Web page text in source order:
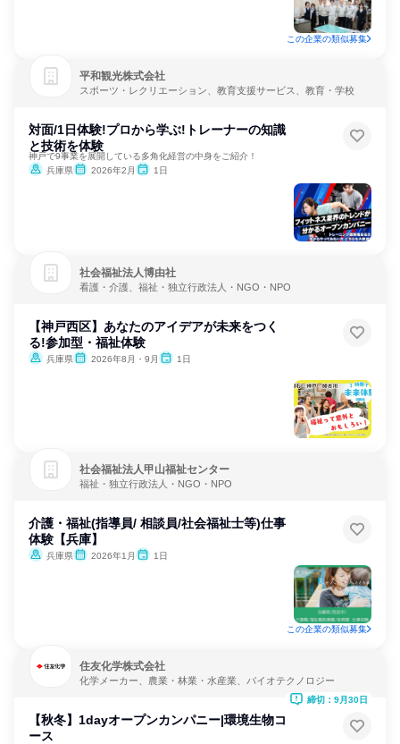
この企業の類似募集
平和観光株式会社
スポーツ・レクリエーション、教育支援サービス、教育・学校
対面/1日体験!プロから学ぶ!トレーナーの知識
と技術を体験
神戸で9事業を展開している多角化経営の中身をご紹介！
兵庫県
2026年2月 1日
社会福祉法人博由社
看護・介護、福祉・独立行政法人・NGO・NPO
【神戸西区】あなたのアイデアが未来をつく
る!参加型・福祉体験
兵庫県 2026年8月・9月 1日
社会福祉法人甲山福祉センター
福祉・独立行政法人・NGO・NPO
介護・福祉(指導員/ 相談員/社会福祉士等)仕事
体験【兵庫】
兵庫県 2026年1月 1日
この企業の類似募集
住友化学株式会社
化学メーカー、農業・林業・水産業、バイオテクノロジー
【秋冬】1dayオープンカンパニー|環境生物コ
ース
締切：9月30日